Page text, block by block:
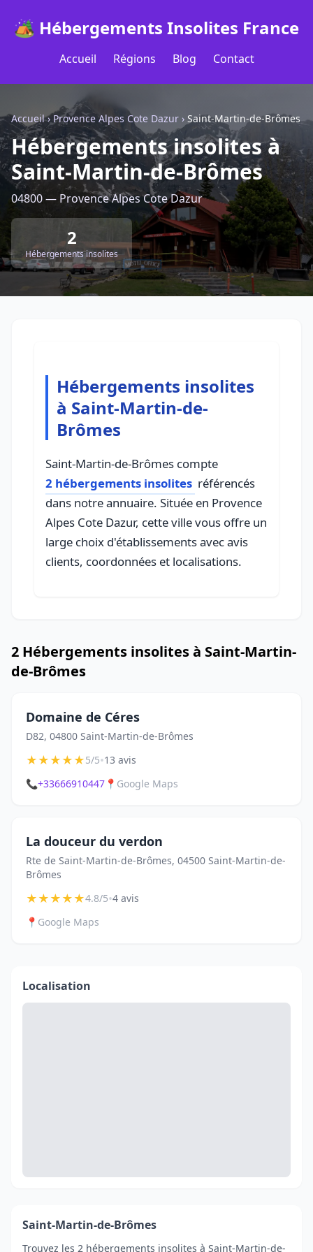
🏕️ Hébergements Insolites France
Accueil Régions Blog Contact
Accueil›Provence Alpes Cote Dazur › Saint-Martin-de-Brômes
Hébergements insolites à
Saint-Martin-de-Brômes
04800 — Provence Alpes Cote Dazur
2
Hébergements insolites
Hébergements insolites
à Saint-Martin-de-
Brômes
Saint-Martin-de-Brômes compte
2 hébergements insolites référencés
dans notre annuaire. Située en Provence
Alpes Cote Dazur, cette ville vous offre un
large choix d'établissements avec avis
clients, coordonnées et localisations.
2 Hébergements insolites à Saint-Martin-
de-Brômes
Domaine de Céres
D82, 04800 Saint-Martin-de-Brômes
★★★★★5/5•13 avis
📞+33666910447 📍 Google Maps
La douceur du verdon
Rte de Saint-Martin-de-Brômes, 04500 Saint-Martin-de-
Brômes
★★★★★4.8/5•4 avis
📍 Google Maps
Localisation
Saint-Martin-de-Brômes
Trouvez les 2 hébergements insolites à Saint-Martin-de-